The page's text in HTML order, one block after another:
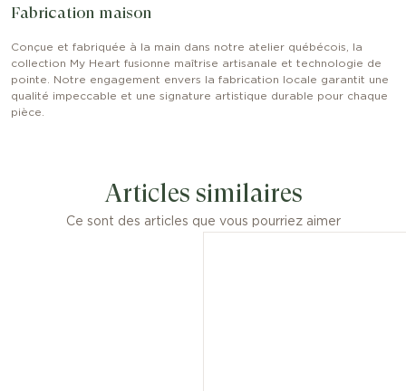
Fabrication maison
Conçue et fabriquée à la main dans notre atelier québécois, la
collection My Heart fusionne maîtrise artisanale et technologie de
pointe. Notre engagement envers la fabrication locale garantit une
qualité impeccable et une signature artistique durable pour chaque
pièce.
Articles similaires
Ce sont des articles que vous pourriez aimer